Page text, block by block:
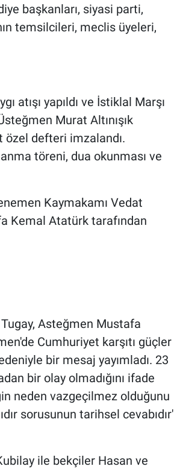
başkanları, siyasi parti,
temsilcileri, meclis üyeleri,
atışı yapıldı ve İstiklal Marşı
Murat Altınışık
özel defteri imzalandı.
töreni, dua okunması ve
Kaymakamı Vedat
Kemal Atatürk tarafından
Asteğmen Mustafa
Cumhuriyet karşıtı güçler
bir mesaj yayımladı. 23
bir olay olmadığını ifade
neden vazgeçilmez olduğunu
sorusunun tarihsel cevabıdır'
ile bekçiler Hasan ve